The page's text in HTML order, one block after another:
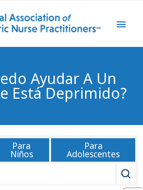
Ayudar A Un
Está Deprimido?
Para
Niños
Para
Adolescentes